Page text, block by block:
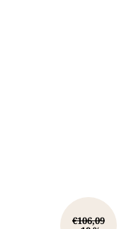
€106,09